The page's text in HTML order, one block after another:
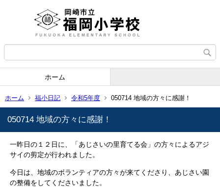
ホーム
ホーム 福小日記 令和5年度 050714 地域の方々に感謝！
050714 地域の方々に感謝！
一昨日の１２日に、「あじさいの里育てる会」の方々によるアジ
サイの剪定が行われました。
今日は、地域のボランティアの方々が来てくださり、あじさい園
の整備をしてくださいました。